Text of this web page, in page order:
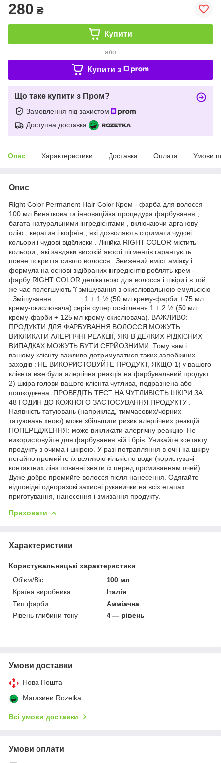
280 ₴
Купити
або
Купити з
Що таке купити з Пром?
Замовлення під захистом
Доступна доставка
Опис Характеристики Доставка Оплата Умови
Опис
Right Color Permanent Hair Color Крем - фарба для волосся
100 мл Виняткова та інноваційна процедура фарбування ,
багата натуральними інгредієнтами , включаючи арганову
олію , кератин і кофеїн , які дозволяють отримати чудові
кольори і чудові відблиски . Лінійка RIGHT COLOR містить
кольори , які завдяки високій якості пігментів гарантують
повне покриття сивого волосся . Знижений вміст аміаку і
формула на основі відібраних інгредієнтів роблять крем -
фарбу RIGHT COLOR делікатною для волосся і шкіри і в той
же час полегшують її змішування з окислювальною емульсією
. Змішування: 1 + 1 ½ (50 мл крему-фарби + 75 мл
крему-окислювача) серія супер освітлення 1 + 2 ½ (50 мл
крему-фарби + 125 мл крему-окислювача). ВАЖЛИВО:
ПРОДУКТИ ДЛЯ ФАРБУВАННЯ ВОЛОССЯ МОЖУТЬ
ВИКЛИКАТИ АЛЕРГІЧНІ РЕАКЦІЇ, ЯКІ В ДЕЯКИХ РІДКІСНИХ
ВИПАДКАХ МОЖУТЬ БУТИ СЕРЙОЗНИМИ. Тому вам і
вашому клієнту важливо дотримуватися таких запобіжних
заходів : НЕ ВИКОРИСТОВУЙТЕ ПРОДУКТ, ЯКЩО 1) у вашого
клієнта вже була алергічна реакція на фарбувальний продукт
2) шкіра голови вашого клієнта чутлива, подразнена або
пошкоджена. ПРОВЕДІТЬ ТЕСТ НА ЧУТЛИВІСТЬ ШКІРИ ЗА
48 ГОДИН ДО КОЖНОГО ЗАСТОСУВАННЯ ПРОДУКТУ .
Наявність татуювань (наприклад, тимчасових/чорних
татуювань хною) може збільшити ризик алергічних реакцій.
ПОПЕРЕДЖЕННЯ: може викликати алергічну реакцію. Не
використовуйте для фарбування вій і брів. Уникайте контакту
продукту з очима і шкірою. У разі потрапляння в очі і на шкіру
негайно промийте їх великою кількістю води (користувачі
контактних лінз повинні зняти їх перед промиванням очей).
Дуже добре промийте волосся після нанесення. Одягайте
відповідні одноразові захисні рукавички на всіх етапах
приготування, нанесення і змивання продукту.
Приховати
Характеристики
Користувальницькі характеристики
Об'єм/Віс
100 мл
Країна виробника
Італія
Тип фарби
Амміачна
Рівень глибини тону
4 — рівень
Умови доставки
Нова Пошта
Магазини Rozetka
Всі умови доставки
Умови оплати